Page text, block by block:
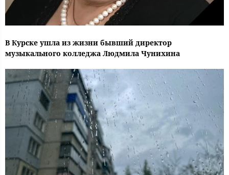
В Курске ушла из жизни бывший директор
музыкального колледжа Людмила Чунихина